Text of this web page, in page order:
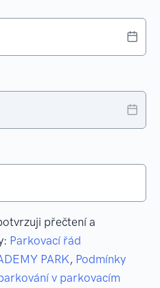
přečtení a
Parkovací řád
PARK, Podmínky
v parkovacím